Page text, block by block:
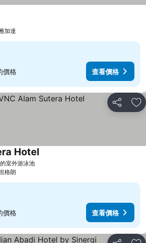
加達
價格 查看價格
分享 加
室外游泳池
Hotel
格朗
價格 查看價格